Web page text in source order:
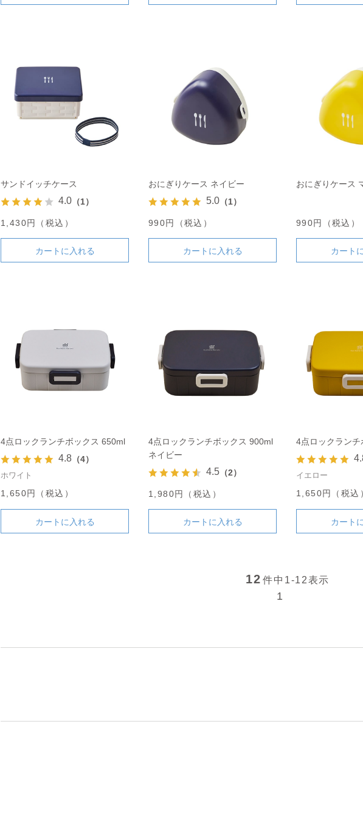
サンドイッチケース
4.0 （1）
1,430円（税込）
カートに入れる
おにぎりケース ネイビー
5.0 （1）
990円（税込）
カートに入れる
おにぎりケース
990円（税込）
カート
4点ロックランチボックス 650ml
4.8 （4）
ホワイト
1,650円（税込）
カートに入れる
4点ロックランチボックス 900ml
ネイビー
4.5 （2）
1,980円（税込）
カートに入れる
4点ロックラン
イエロー
1,650円（税込
カート
12 件中 1-12表示
1